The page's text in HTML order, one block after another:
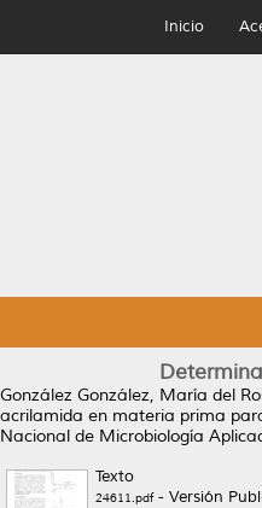
Inicio
González González, María del
acrilamida en materia prima
Nacional de Microbiología
Texto
24611.pdf- Versión